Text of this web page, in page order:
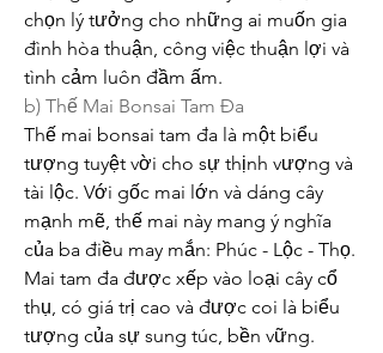
chọn lý tưởng cho những ai muốn gia
đình hòa thuận, công việc thuận lợi và
tình cảm luôn đầm ấm.
b) Thế Mai Bonsai Tam Đa
Thế mai bonsai tam đa là một biểu
tượng tuyệt vời cho sự thịnh vượng và
tài lộc. Với gốc mai lớn và dáng cây
mạnh mẽ, thế mai này mang ý nghĩa
của ba điều may mắn: Phúc - Lộc - Thọ.
Mai tam đa được xếp vào loại cây cổ
thụ, có giá trị cao và được coi là biểu
tượng của sự sung túc, bền vững.